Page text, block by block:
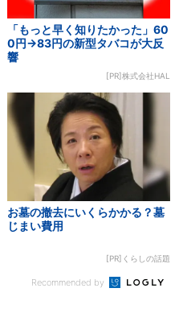
「もっと早く知りたかった」60
0円→83円の新型タバコが大反
響
[PR]株式会社HAL
お墓の撤去にいくらかかる？墓
じまい費用
[PR]くらしの話題
Recommended by